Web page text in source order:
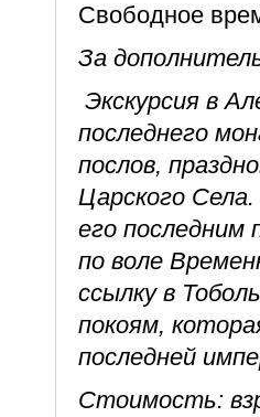
Свободное
За
Экскурсия в
последнего
послов,
Царского
его
по воле
ссылку в
покоям,
последней
Стоимость: